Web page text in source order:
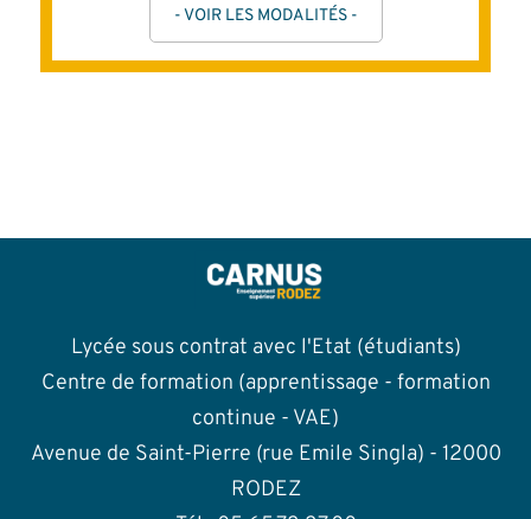
- VOIR LES MODALITÉS -
Lycée sous contrat avec l'Etat (étudiants)
Centre de formation (apprentissage - formation
continue - VAE)
Avenue de Saint-Pierre (rue Emile Singla) - 12000
RODEZ